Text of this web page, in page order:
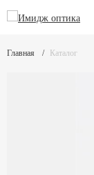
Главная Каталог